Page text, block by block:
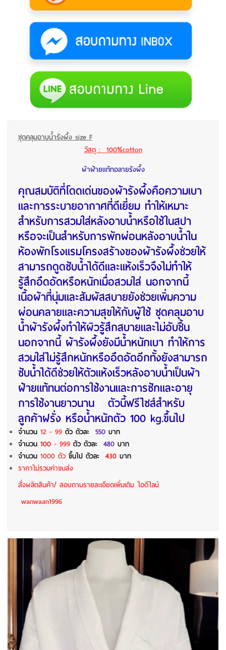
ชุดคลุมอาบน้ำรังผึ้ง size F
วัสดุ : 100%cotton
ผ้าฝ้ายแท้ทอลายรังผึ้ง
คุณสมบัติที่โดดเด่นของผ้ารังผึ้งคือความเบา
และการระบายอากาศที่ดีเยี่ยม ทำให้เหมาะ
สำหรับการสวมใส่หลังอาบน้ำหรือใช้ในสปา
หรือจะเป็นสำหรับการพักผ่อนหลังอาบน้ำใน
ห้องพักโรงแรมโครงสร้างของผ้ารังผึ้งช่วยให้
สามารถดูดซับน้ำได้ดีและแห้งเร็วจึงไม่ทำให้
รู้สึกอึดอัดหรือหนักเมื่อสวมใส่ นอกจากนี้
เนื้อผ้าที่นุ่มและสัมผัสสบายยังช่วยเพิ่มความ
ผ่อนคลายและความสุขให้กับผู้ใช้ ชุดคลุมอาบ
น้ำผ้ารังผึ้งทำให้ผิวรู้สึกสบายและไม่อับชื้น
นอกจากนี้ ผ้ารังผึ้งยังมีน้ำหนักเบา ทำให้การ
สวมใส่ไม่รู้สึกหนักหรืออึดอัดอีกทั้งยังสามารถ
ซับน้ำได้ดีช่วยให้ตัวแห้งเร็วหลังอาบน้ำเป็นผ้า
ฝ้ายแท้ทนต่อการใช้งานและการซักและอายุ
การใช้งานยาวนาน ตัวนี้ฟรีไซส์สำหรับ
ลูกค้าฝรั่ง หรือน้ำหนักตัว 100 kg.ขึ้นไป
จำนวน 12 - 99 ตัว ตัวละ 550 บาท
จำนวน 100 - 999 ตัว ตัวละ 480 บาท
จำนวน 1000 ตัว ขึ้นไป ตัวละ 430 บาท
ราคาไม่รวมค่าขนส่ง
สั่งผลิตสินค้า/ สอบถามรายละเอียดเพิ่มเติม ไอดีไลน์
wanwaan1996